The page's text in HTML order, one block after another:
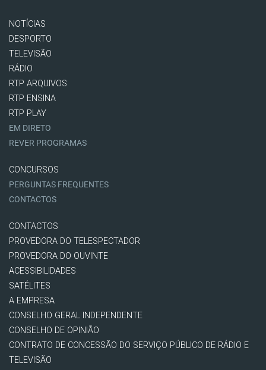
NOTÍCIAS
DESPORTO
TELEVISÃO
RÁDIO
RTP ARQUIVOS
RTP ENSINA
RTP PLAY
EM DIRETO
REVER PROGRAMAS
CONCURSOS
PERGUNTAS FREQUENTES
CONTACTOS
CONTACTOS
PROVEDORA DO TELESPECTADOR
PROVEDORA DO OUVINTE
ACESSIBILIDADES
SATÉLITES
A EMPRESA
CONSELHO GERAL INDEPENDENTE
CONSELHO DE OPINIÃO
CONTRATO DE CONCESSÃO DO SERVIÇO PÚBLICO DE RÁDIO E
TELEVISÃO